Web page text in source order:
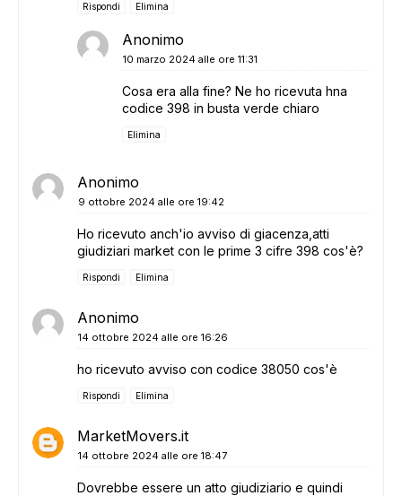
Rispondi Elimina
Anonimo
10 marzo 2024 alle ore 11:31
Cosa era alla fine? Ne ho ricevuta hna
codice 398 in busta verde chiaro
Elimina
Anonimo
9 ottobre 2024 alle ore 19:42
Ho ricevuto anch'io avviso di giacenza,atti
giudiziari market con le prime 3 cifre 398 cos'è?
Rispondi Elimina
Anonimo
14 ottobre 2024 alle ore 16:26
ho ricevuto avviso con codice 38050 cos'è
Rispondi Elimina
MarketMovers.it
14 ottobre 2024 alle ore 18:47
Dovrebbe essere un atto giudiziario e quindi